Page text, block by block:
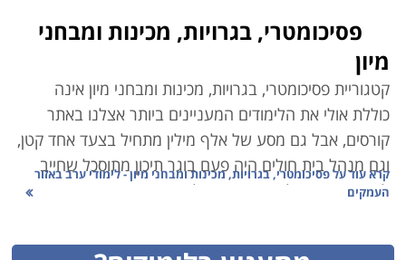
פסיכומטרי, בגרויות, מכינות ומבחני
מיון
קטגוריית פסיכומטרי, בגרויות, מכינות ומבחני מיון אינה
כוללת אולי את הלימודים המעניינים ביותר אצלנו באתר
קורסים, אבל גם מסע של אלף מילין מתחיל בצעד אחד קטן,
וגם מנהל בית חולים היה פעם בוגר תיכון מתוסכל שחייב
לשפר בגרויות ולהשיג ציון מעולה בפסיכומטרי, כזה שיאפשר
מכללות פרטיות רבות בארץ, נותרו תחומי לימוד מסויימים
קרא עוד עלפסיכומטרי, בגרויות, מכינות ומבחני מיון - לימודי ערב באזור
העמקים